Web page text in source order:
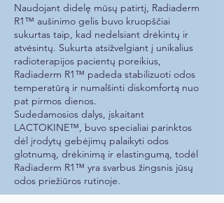
Naudojant didelę mūsų patirtį, Radiaderm
R1™ aušinimo gelis buvo kruopščiai
sukurtas taip, kad nedelsiant drėkintų ir
atvėsintų. Sukurta atsižvelgiant į unikalius
radioterapijos pacientų poreikius,
Radiaderm R1™ padeda stabilizuoti odos
temperatūrą ir numalšinti diskomfortą nuo
pat pirmos dienos.
Sudedamosios dalys, įskaitant
LACTOKINE™, buvo specialiai parinktos
dėl įrodytų gebėjimų palaikyti odos
glotnumą, drėkinimą ir elastingumą, todėl
Radiaderm R1™ yra svarbus žingsnis jūsų
odos priežiūros rutinoje.